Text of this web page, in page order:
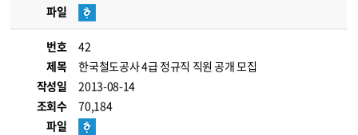
파일
번호
42
제목
한국철도공사 4급 정규직 직원 공개 모집
작성일
2013-08-14
조회수
70,184
파일